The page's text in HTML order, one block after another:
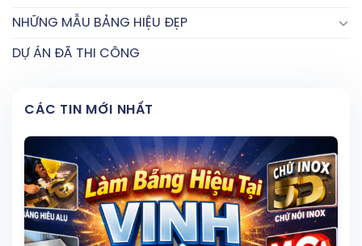
Bảng hiệu công trình, nhà xưởng.
XEM 168+ MẪU BẢNG HIỆU NHẤT HIỆN NÀY
bảng hiệu đẹp
Xem thêm:Bảng báo giá làm bảng hiệu
NHỮNG MẪU BẢNG HIỆU ĐẸP
DỰ ÁN ĐÃ THI CÔNG
CÁC TIN MỚI NHẤT